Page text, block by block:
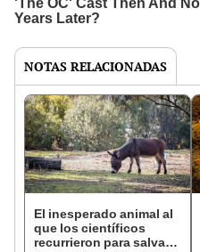
NOTAS RELACIONADAS
El inesperado animal al
que los científicos
recurrieron para salvar